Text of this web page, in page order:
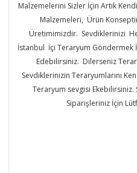
Malzemelerini Sizler İçin Artık
Malzemeleri, Ürün
Üretimimizdir. Sevdiklerinizi
İstanbul İçi Teraryum Göndermek
Edebilirsiniz. Dilerseniz
Sevdiklerinizin Teraryumlarını
Teraryum sevgisi Ekebilirsiniz.
Siparişleriniz İçin